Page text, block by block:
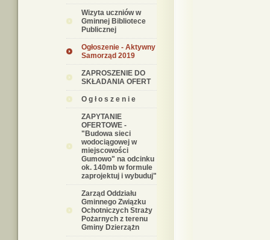
Wizyta uczniów w
Gminnej Bibliotece
Publicznej
Ogłoszenie - Aktywny
Samorząd 2019
ZAPROSZENIE DO
SKŁADANIA OFERT
O g ł o s z e n i e
ZAPYTANIE
OFERTOWE -
"Budowa sieci
wodociągowej w
miejscowości
Gumowo" na odcinku
ok. 140mb w formule
zaprojektuj i wybuduj"
Zarząd Oddziału
Gminnego Związku
Ochotniczych Straży
Pożarnych z terenu
Gminy Dzierzążn